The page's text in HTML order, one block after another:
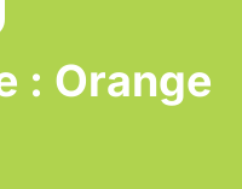
: Orange